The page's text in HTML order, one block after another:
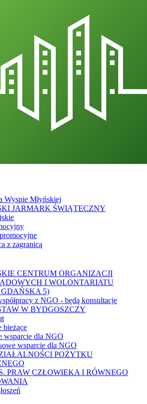
Wyspie Młyńskiej
JARMARK ŚWIĄTECZNY
z zagranicą
CENTRUM ORGANIZACJI
I WOLONTARIATU
5)
z NGO - będą konsultacje
W BYDGOSZCZY
bieżące
wsparcie dla NGO
wsparcie dla NGO
POŻYTKU
PRAW CZŁOWIEKA I RÓWNEGO